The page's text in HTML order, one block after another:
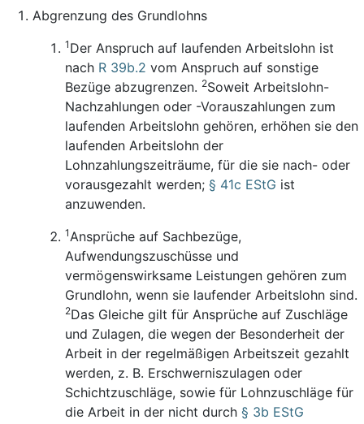
Abgrenzung des Grundlohns
1 Der Anspruch auf laufenden Arbeitslohn ist
nach R 39b.2 vom Anspruch auf sonstige
Bezüge abzugrenzen. 2Soweit Arbeitslohn-
Nachzahlungen oder -Vorauszahlungen zum
laufenden Arbeitslohn gehören, erhöhen sie den
laufenden Arbeitslohn der
Lohnzahlungszeiträume, für die sie nach- oder
vorausgezahlt werden; § 41c EStG ist
anzuwenden.
1 Ansprüche auf Sachbezüge,
Aufwendungszuschüsse und
vermögenswirksame Leistungen gehören zum
Grundlohn, wenn sie laufender Arbeitslohn sind.
2Das Gleiche gilt für Ansprüche auf Zuschläge
und Zulagen, die wegen der Besonderheit der
Arbeit in der regelmäßigen Arbeitszeit gezahlt
werden, z. B. Erschwerniszulagen oder
Schichtzuschläge, sowie für Lohnzuschläge für
die Arbeit in der nicht durch § 3b EStG